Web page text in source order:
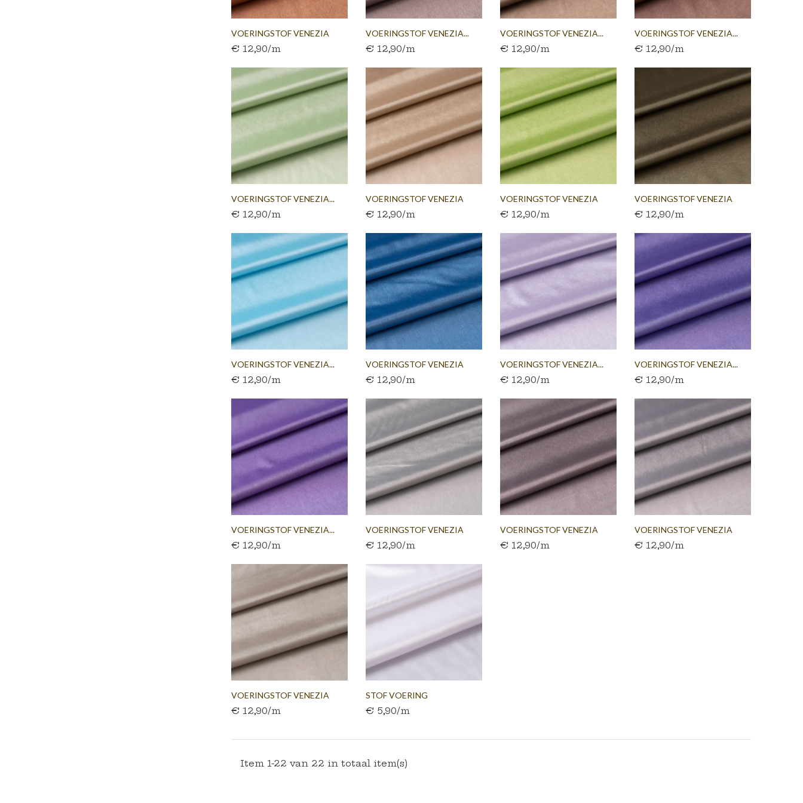
VOERINGSTOF VENEZIA
NOTENBRUIN
€ 12,90/m
VOERINGSTOF VENEZIA...
€ 12,90/m
VOERINGSTOF VENEZIA...
€ 12,90/m
VOERINGSTOF VENEZIA...
€ 12,90/m
VOERINGSTOF VENEZIA...
€ 12,90/m
VOERINGSTOF VENEZIA
BEIGE
€ 12,90/m
VOERINGSTOF VENEZIA
LINDEGROEN
€ 12,90/m
VOERINGSTOF VENEZIA
BRONS
€ 12,90/m
VOERINGSTOF VENEZIA...
€ 12,90/m
VOERINGSTOF VENEZIA
JEANSBLAUW
€ 12,90/m
VOERINGSTOF VENEZIA...
€ 12,90/m
VOERINGSTOF VENEZIA...
€ 12,90/m
VOERINGSTOF VENEZIA...
€ 12,90/m
VOERINGSTOF VENEZIA
INOX GRIJS
€ 12,90/m
VOERINGSTOF VENEZIA
GRIJS
€ 12,90/m
VOERINGSTOF VENEZIA
STAALGRIJS
€ 12,90/m
VOERINGSTOF VENEZIA
MASTIC...
€ 12,90/m
STOF VOERING
ACETAATWIT
€ 5,90/m
Item 1-22 van 22 in totaal item(s)